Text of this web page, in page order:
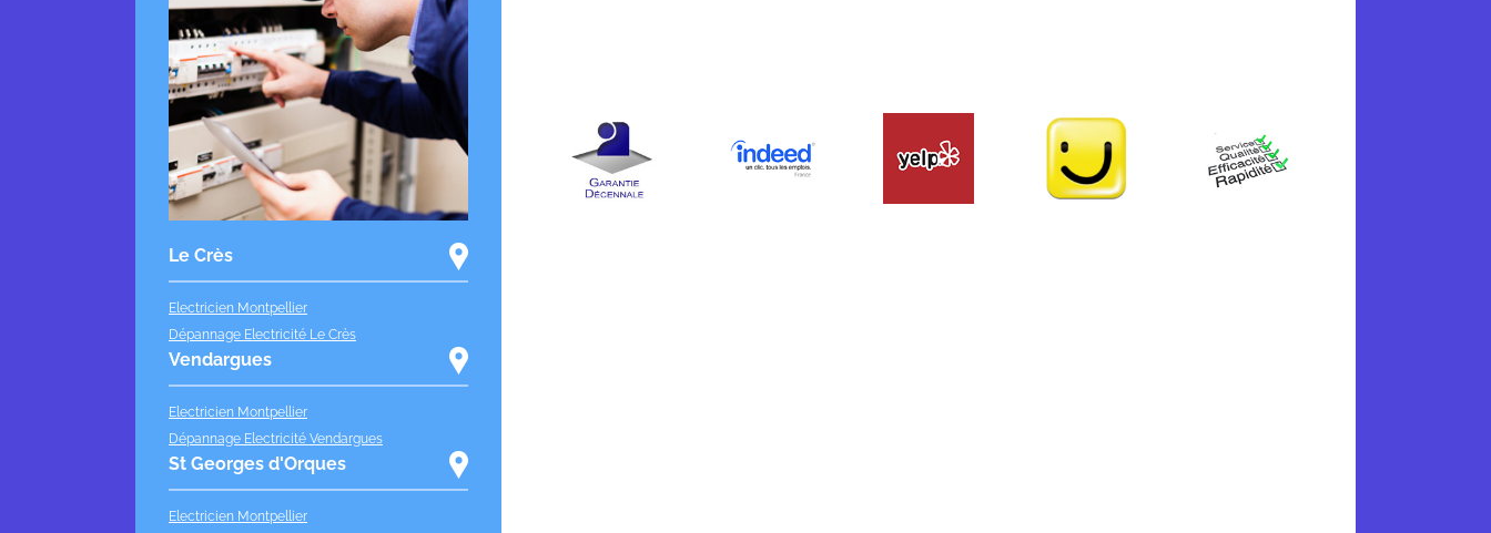
Le Crès
Electricien Montpellier
Dépannage Electricité Le Crès
Vendargues
Electricien Montpellier
Dépannage Electricité Vendargues
St Georges d'Orques
Electricien Montpellier